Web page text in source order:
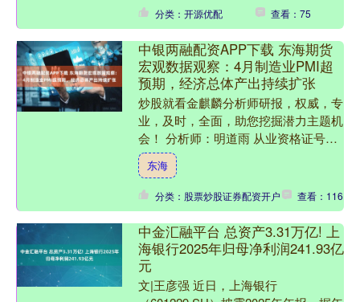
分类：开源优配 查看：75
中银两融配资APP下载 东海期货
宏观数据观察：4月制造业PMI超
预期，经济总体产出持续扩张
炒股就看金麒麟分析师研报，权威，专
业，及时，全面，助您挖掘潜力主题机
会！ 分析师：明道雨 从业资格证号：
F03092124 投资咨询证号：Z0018827
电话....
东海
分类：股票炒股证券配资开户 查看：116
中金汇融平台 总资产3.31万亿! 上
海银行2025年归母净利润241.93亿
元
文|王彦强 近日，上海银行